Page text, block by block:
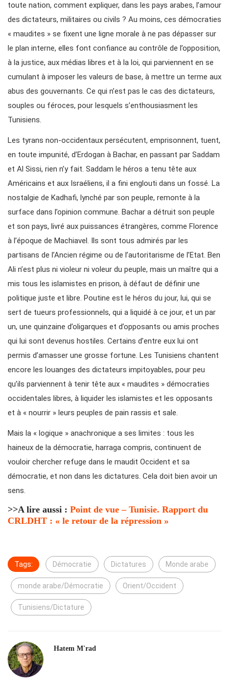
toute nation, comment expliquer, dans les pays arabes, l’amour
des dictateurs, militaires ou civils ? Au moins, ces démocraties
« maudites » se fixent une ligne morale à ne pas dépasser sur
le plan interne, elles font confiance au contrôle de l’opposition,
à la justice, aux médias libres et à la loi, qui parviennent en se
cumulant à imposer les valeurs de base, à mettre un terme aux
abus des gouvernants. Ce qui n’est pas le cas des dictateurs,
souples ou féroces, pour lesquels s’enthousiasment les
Tunisiens.
Les tyrans non-occidentaux persécutent, emprisonnent, tuent,
en toute impunité, d’Erdogan à Bachar, en passant par Saddam
et Al Sissi, rien n’y fait. Saddam le héros a tenu tête aux
Américains et aux Israéliens, il a fini englouti dans un fossé. La
nostalgie de Kadhafi, lynché par son peuple, remonte à la
surface dans l’opinion commune. Bachar a détruit son peuple
et son pays, livré aux puissances étrangères, comme Florence
à l’époque de Machiavel. Ils sont tous admirés par les
partisans de l’Ancien régime ou de l’autoritarisme de l’Etat. Ben
Ali n’est plus ni violeur ni voleur du peuple, mais un maître qui a
mis tous les islamistes en prison, à défaut de définir une
politique juste et libre. Poutine est le héros du jour, lui, qui se
sert de tueurs professionnels, qui a liquidé à ce jour, et un par
un, une quinzaine d’oligarques et d’opposants ou amis proches
qui lui sont devenus hostiles. Certains d’entre eux lui ont
permis d’amasser une grosse fortune. Les Tunisiens chantent
encore les louanges des dictateurs impitoyables, pour peu
qu’ils parviennent à tenir tête aux « maudites » démocraties
occidentales libres, à liquider les islamistes et les opposants
et à « nourrir » leurs peuples de pain rassis et sale.
Mais la « logique » anachronique a ses limites : tous les
haineux de la démocratie, harraga compris, continuent de
vouloir chercher refuge dans le maudit Occident et sa
démocratie, et non dans les dictatures. Cela doit bien avoir un
sens.
>>A lire aussi : Point de vue – Tunisie. Rapport du
CRLDHT : « le retour de la répression »
Tags: Démocratie Dictatures Monde arabe
monde arabe/Démocratie Orient/Occident
Tunisiens/Dictature
Hatem M'rad